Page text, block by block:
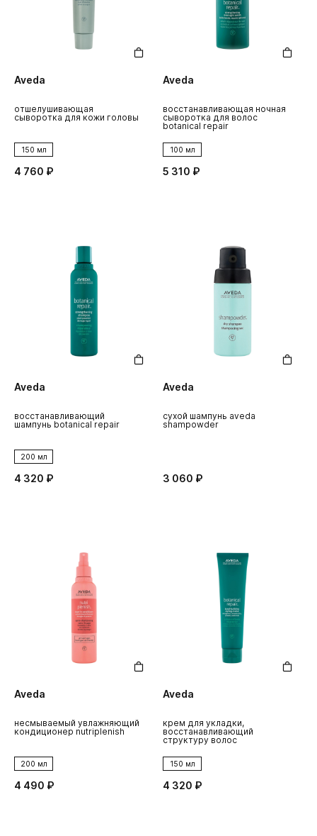
Aveda
отшелушивающая
сыворотка для кожи головы
150 мл
4 760 ₽
Aveda
восстанавливающая ночная
сыворотка для волос
botanical repair
100 мл
5 310 ₽
Aveda
восстанавливающий
шампунь botanical repair
200 мл
4 320 ₽
Aveda
сухой шампунь aveda
shampowder
3 060 ₽
Aveda
несмываемый увлажняющий
кондиционер nutriplenish
200 мл
4 490 ₽
Aveda
крем для укладки,
восстанавливающий
структуру волос
150 мл
4 320 ₽